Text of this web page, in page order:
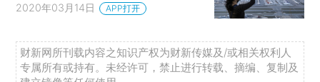
2020年03月14日 APP打开
财新网所刊载内容之知识产权为财新传媒及/或相关权利人
专属所有或持有。未经许可，禁止进行转载、摘编、复制及